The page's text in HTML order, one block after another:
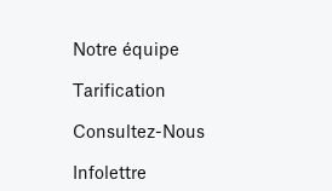
Notre équipe
Tarification
Consultez-Nous
Infolettre